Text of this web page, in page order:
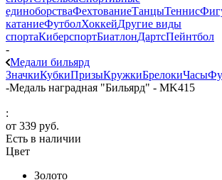
единоборстваФехтованиеТанцыТеннис
катаниеФутболХоккейДругие виды
спортаКиберспортБиатлонДартсПейнтбол
-
Медали бильярд
ЗначкиКубкиПризыКружкиБрелокиЧасы
-Медаль наградная "Бильярд" - MK415
:
от 339 руб.
Есть в наличии
Цвет
Золото